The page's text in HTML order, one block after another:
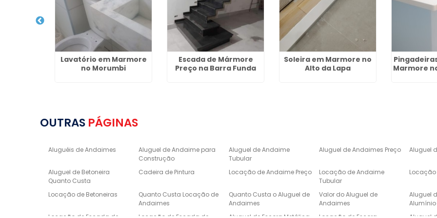
Lavatório em Marmore
no Morumbi
Escada de Mármore
Preço na Barra Funda
Soleira em Marmore no
Alto da Lapa
Marmore
OUTRAS PÁGINAS
Aluguéis de Andaimes
Aluguel de Andaime para
Construção
Aluguel de Andaime
Tubular
Aluguel de Andaimes Preço Aluguel
Aluguel de Betoneira
Quanto Custa
Cadeira de Pintura Locação de Andaime Preço
Locação de Andaime
Tubular
Locação de Betoneiras
Quanto Custa Locação de
Andaimes
Quanto Custa o Aluguel de
Andaimes
Valor do Aluguel de
Andaimes
Aluguel
Alumínio